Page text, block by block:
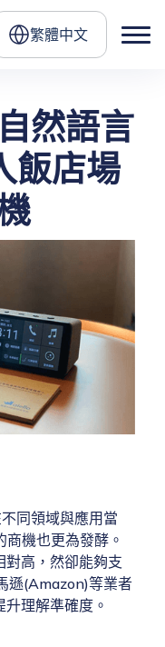
繁體中文
然語言
飯店場
同領域與應用當
機也更為發酵。
對高，然卻能夠支
遜(Amazon)等業者
理解準確度。